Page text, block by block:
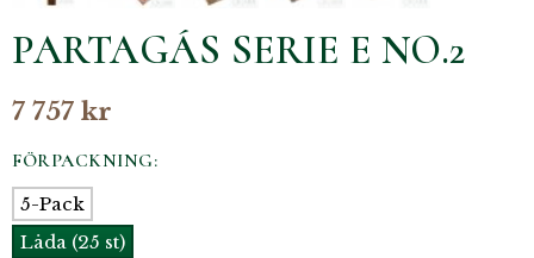
PARTAGÁS SERIE E NO.2
7 757 kr
FÖRPACKNING:
5-Pack
Låda (25 st)